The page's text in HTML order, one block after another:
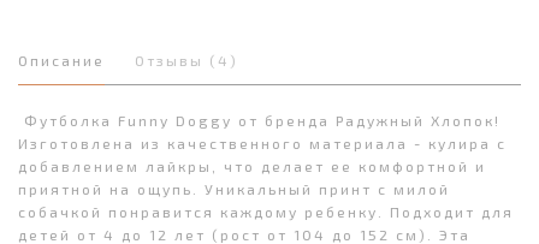
Описание Отзывы (4)
Футболка Funny Doggy от бренда Радужный Хлопок!
Изготовлена из качественного материала - кулира с
добавлением лайкры, что делает ее комфортной и
приятной на ощупь. Уникальный принт с милой
собачкой понравится каждому ребенку. Подходит для
детей от 4 до 12 лет (рост от 104 до 152 см). Эта